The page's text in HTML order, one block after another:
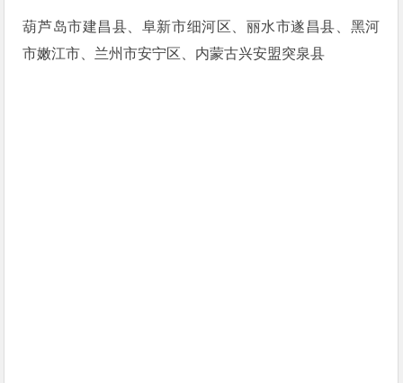
葫芦岛市建昌县、阜新市细河区、丽水市遂昌县、黑河
市嫩江市、兰州市安宁区、内蒙古兴安盟突泉县